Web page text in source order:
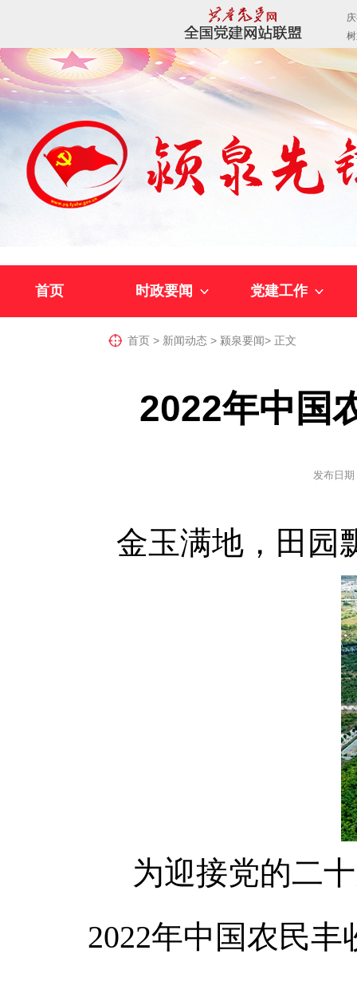
首页 时政要闻 党建工作
首页 > 新闻动态 > 颍泉要闻> 正文
2022年中国
发布日期
金玉满地，田园
为迎接党的二
2022年中国农民